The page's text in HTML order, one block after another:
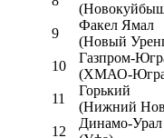
9
Факел Ямал
(Новый
10
Газпром-
(ХМАО-
11
Горький
(Нижний
12
Динамо-Урал